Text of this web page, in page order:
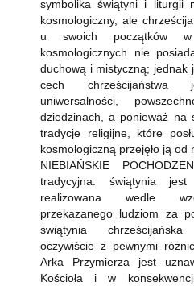
symbolika świątyni i liturgii
kosmologiczny, ale
u swoich początków w
kosmologicznych nie
duchową i mistyczną; jednak
cech
uniwersalności,
dziedzinach, a ponieważ na
tradycje religijne, które
kosmologiczną przejęło ją od
NIEBIAŃSKIE
tradycyjna: świątynia
realizowana wedle
przekazanego ludziom za
świątynia
oczywiście z pewnymi
Arka Przymierza jest
Kościoła i w